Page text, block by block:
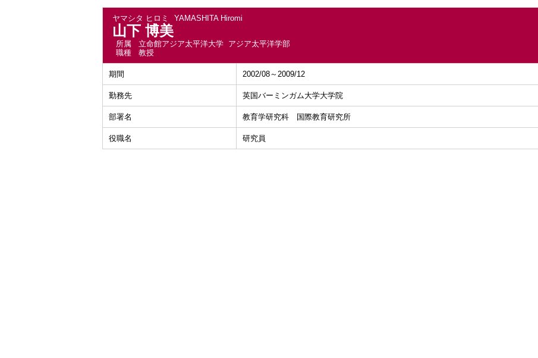
ヤマシタ ヒロミ YAMASHITA Hiromi
山下 博美
所属
立命館アジア太平洋大学 アジア太平洋学部
職種
教授
期間 2002/08～2009/12
勤務先 英国バーミンガム大学大学院
部署名 教育学研究科 国際教育研究所
役職名 研究員